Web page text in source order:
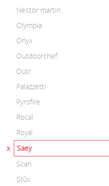
Nestor martin
Olympia
Onyx
Outdoorchef
Outr
Palazzetti
Pyrofire
Rocal
Royal
Saey
Scan
Stûv